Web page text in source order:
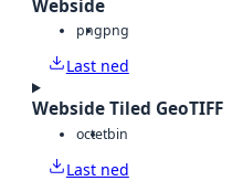
Webside
pngpng
Last ned
Webside Tiled GeoTIFF
octetbin
Last ned